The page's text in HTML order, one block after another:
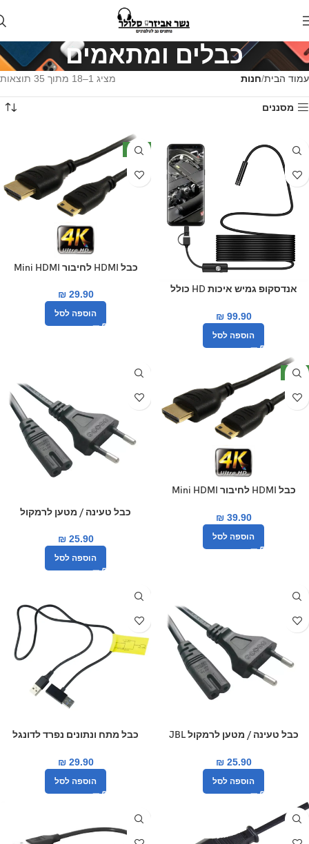
כבלים ומתאמים
עמוד הבית חנות מציג 1–18 מתוך 35 תוצאות
מסננים
אנדסקופ גמיש איכות HD כולל
₪99.90
הוספה לסל
חדש
כבל HDMI לחיבור Mini HDMI
₪29.90
הוספה לסל
חדש
כבל HDMI לחיבור Mini HDMI
₪39.90
הוספה לסל
כבל טעינה / מטען לרמקול
₪25.90
הוספה לסל
כבל טעינה / מטען לרמקול JBL
₪25.90
הוספה לסל
כבל מתח ונתונים נפרד לדונגל
₪29.90
הוספה לסל